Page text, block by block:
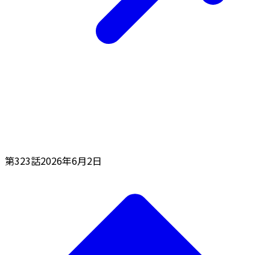
第323話2026年6月2日